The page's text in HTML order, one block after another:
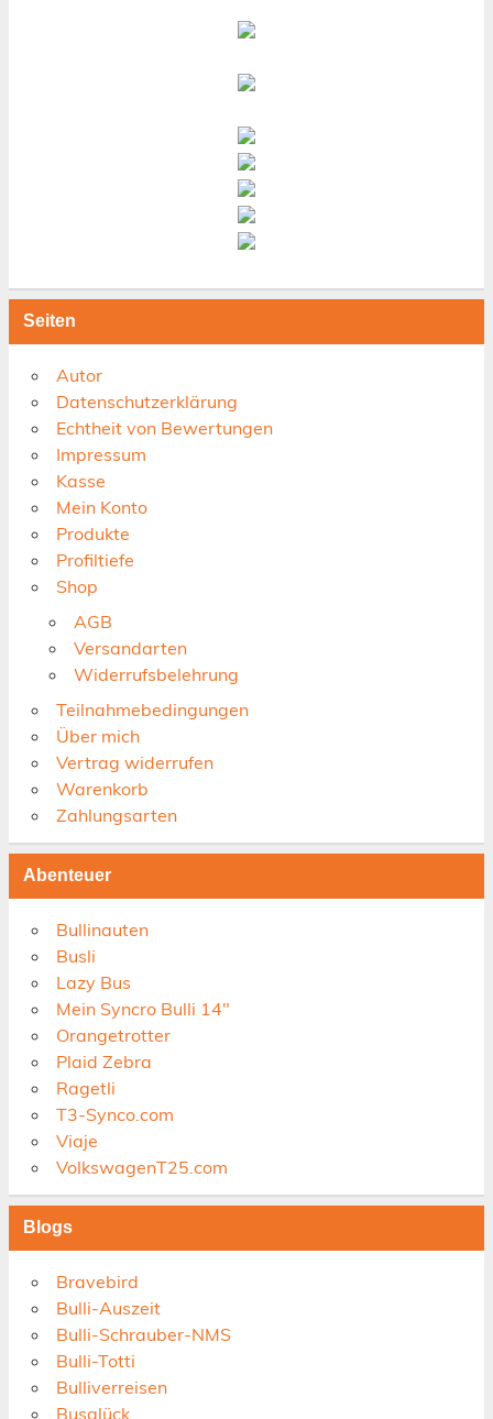
Seiten
Autor
Datenschutzerklärung
Echtheit von Bewertungen
Impressum
Kasse
Mein Konto
Produkte
Profiltiefe
Shop
AGB
Versandarten
Widerrufsbelehrung
Teilnahmebedingungen
Über mich
Vertrag widerrufen
Warenkorb
Zahlungsarten
Abenteuer
Bullinauten
Busli
Lazy Bus
Mein Syncro Bulli 14"
Orangetrotter
Plaid Zebra
Ragetli
T3-Synco.com
Viaje
VolkswagenT25.com
Blogs
Bravebird
Bulli-Auszeit
Bulli-Schrauber-NMS
Bulli-Totti
Bulliverreisen
Busglück